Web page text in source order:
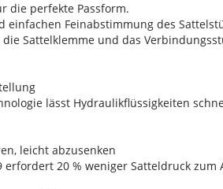
die perfekte Passform.
einfachen Feinabstimmung des
Sattelklemme und das
lässt Hydraulikflüssigkeiten
leicht abzusenken
erfordert 20 % weniger Satteldruck